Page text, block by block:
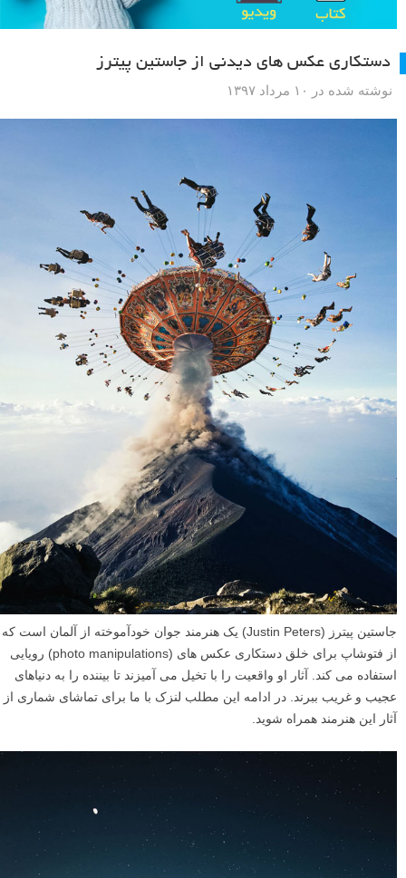
دستکاری عکس های دیدنی از جاستین پیترز
نوشته شده در ۱۰ مرداد ۱۳۹۷
جاستین پیترز (Justin Peters) یک هنرمند جوان خودآموخته از آلمان است که
از فتوشاپ برای خلق دستکاری عکس های (photo manipulations) رویایی
استفاده می کند. آثار او واقعیت را با تخیل می آمیزند تا بیننده را به دنیاهای
عجیب و غریب ببرند. در ادامه این مطلب لنزک با ما برای تماشای شماری از
آثار این هنرمند همراه شوید.